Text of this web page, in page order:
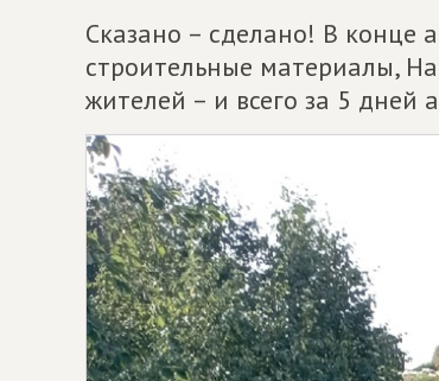
Сказано – сделано! В конце
строительные материалы,
жителей – и всего за 5 дней